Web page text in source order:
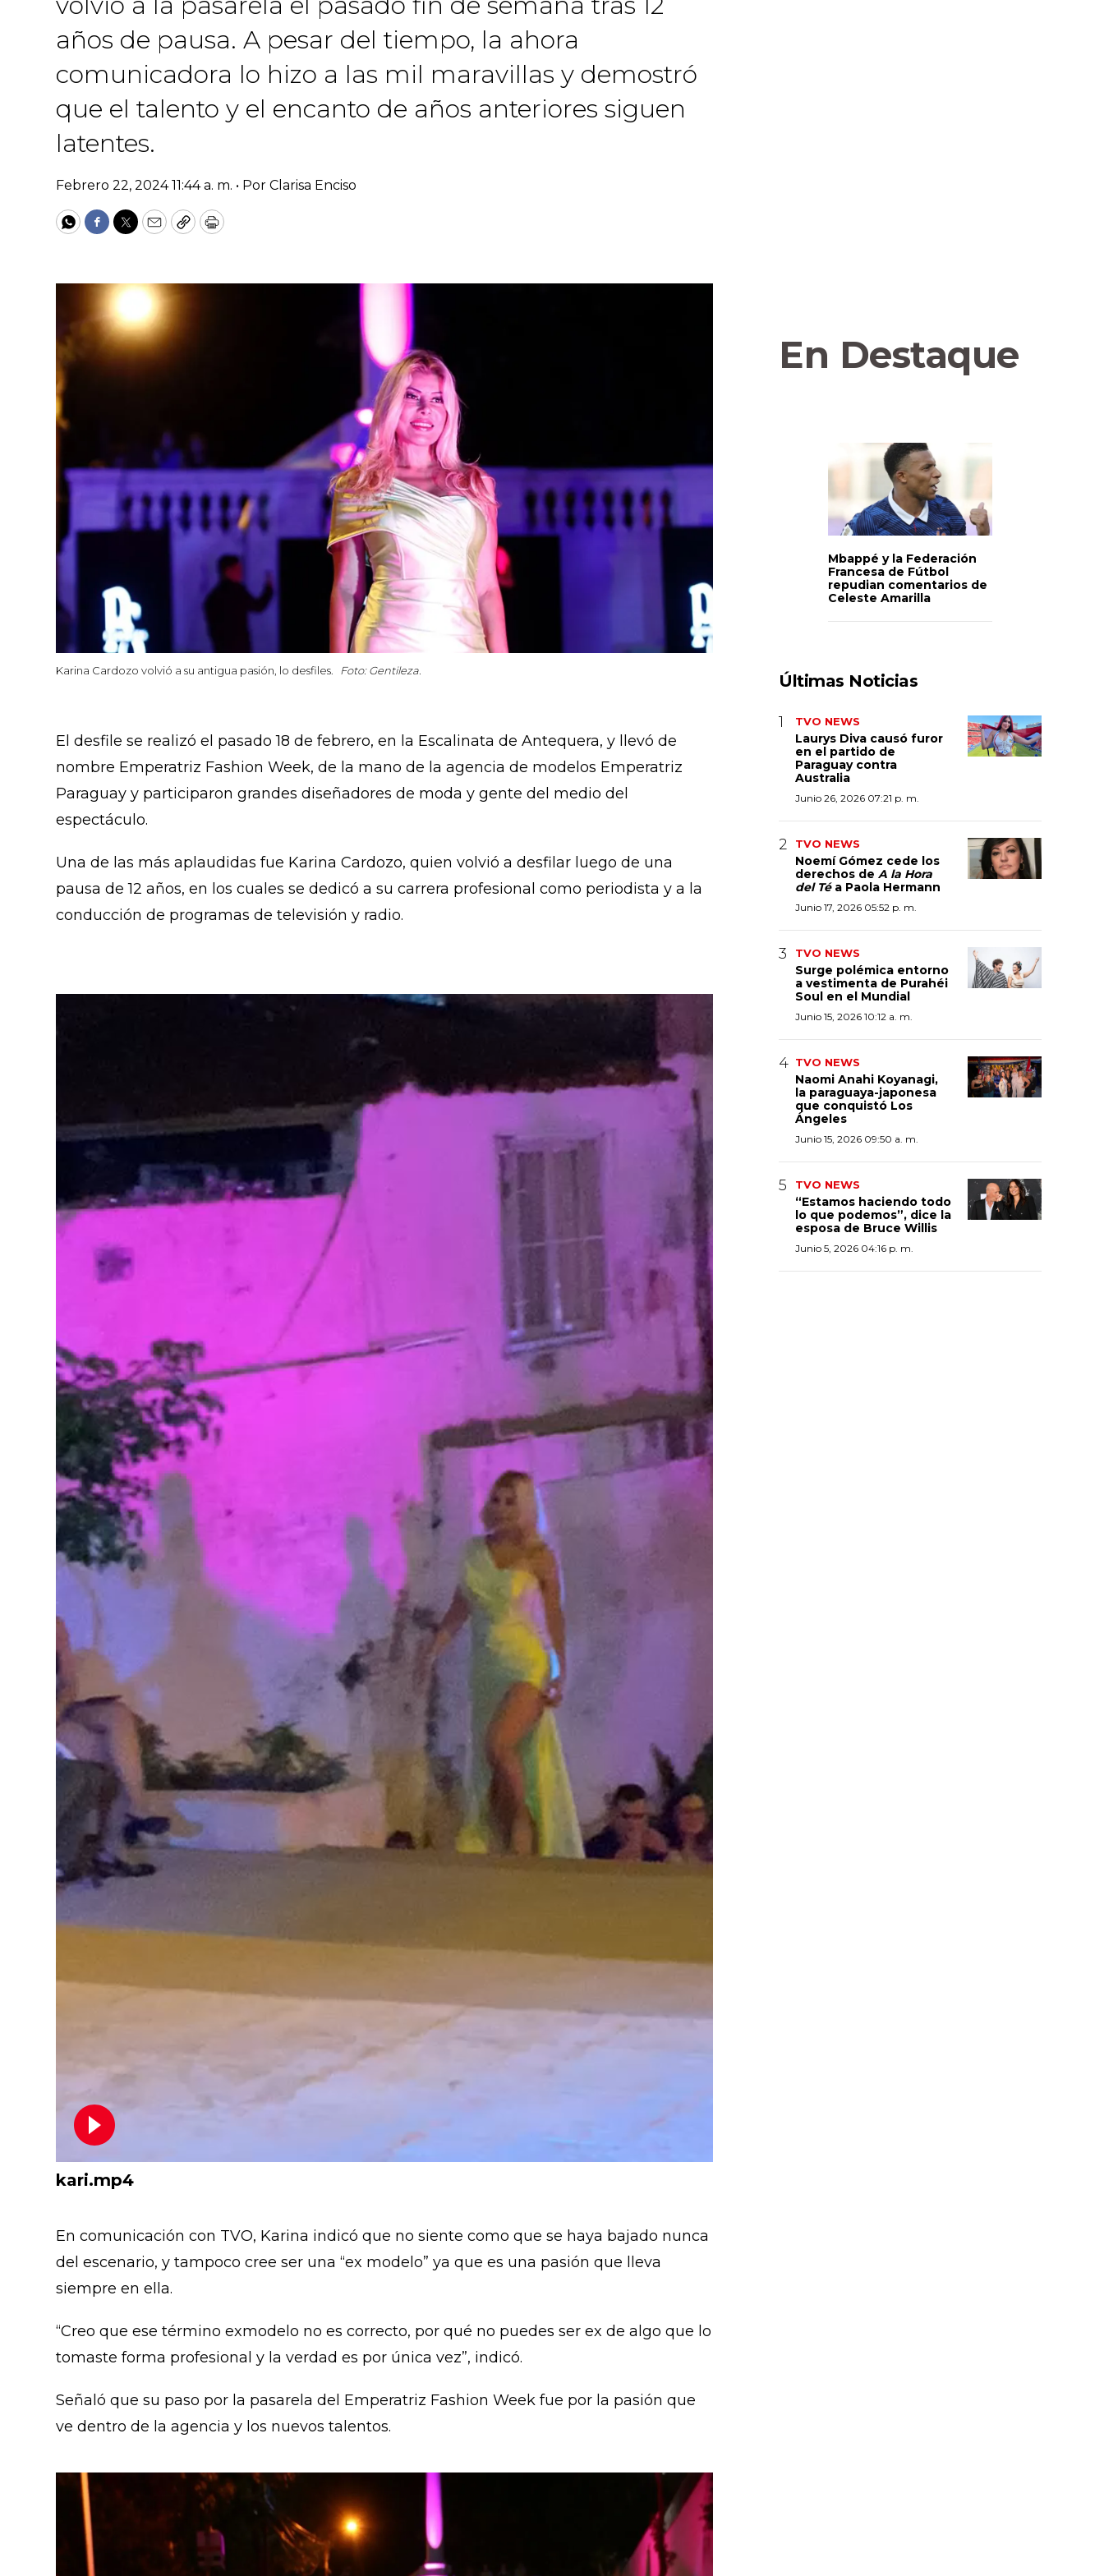
años de pausa. A pesar del tiempo, la ahora
comunicadora lo hizo a las mil maravillas y demostró
que el talento y el encanto de años anteriores siguen
latentes.
Febrero 22, 2024 11:44 a. m. • Por Clarisa Enciso
WhatsApp
Facebook
Twitter
EmailCopyPrint
Karina Cardozo volvió a su antigua pasión, lo desfiles. Foto: Gentileza.
El desfile se realizó el pasado 18 de febrero, en la Escalinata de Antequera, y llevó de
nombre Emperatriz Fashion Week, de la mano de la agencia de modelos Emperatriz
Paraguay y participaron grandes diseñadores de moda y gente del medio del
espectáculo.
Una de las más aplaudidas fue Karina Cardozo, quien volvió a desfilar luego de una
pausa de 12 años, en los cuales se dedicó a su carrera profesional como periodista y a la
conducción de programas de televisión y radio.
kari.mp4
En comunicación con TVO, Karina indicó que no siente como que se haya bajado nunca
del escenario, y tampoco cree ser una “ex modelo” ya que es una pasión que lleva
siempre en ella.
“Creo que ese término exmodelo no es correcto, por qué no puedes ser ex de algo que lo
tomaste forma profesional y la verdad es por única vez”, indicó.
Señaló que su paso por la pasarela del Emperatriz Fashion Week fue por la pasión que
ve dentro de la agencia y los nuevos talentos.
En Destaque
Mbappé y la Federación
Francesa de Fútbol
repudian comentarios de
Celeste Amarilla
Últimas Noticias
TVO NEWS
Laurys Diva causó furor
en el partido de
Paraguay contra
Australia
Junio 26, 2026 07:21 p. m.
TVO NEWS
Noemí Gómez cede los
derechos de A la Hora
del Té a Paola Hermann
Junio 17, 2026 05:52 p. m.
TVO NEWS
Surge polémica entorno
a vestimenta de Purahéi
Soul en el Mundial
Junio 15, 2026 10:12 a. m.
TVO NEWS
Naomi Anahi Koyanagi,
la paraguaya-japonesa
que conquistó Los
Ángeles
Junio 15, 2026 09:50 a. m.
TVO NEWS
“Estamos haciendo todo
lo que podemos”, dice la
esposa de Bruce Willis
Junio 5, 2026 04:16 p. m.